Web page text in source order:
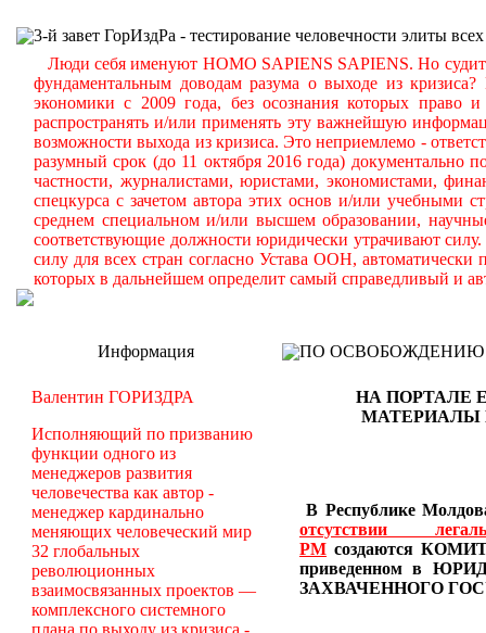
3-й завет ГорИздРа - тестирование человечности элиты
Люди себя именуют HOMO SAPIENS SAPIENS. Но
фундаментальным доводам разума о выходе из
экономики с 2009 года, без осознания которых право
распространять и/или применять эту важнейшую
возможности выхода из кризиса. Это неприемлемо -
разумный срок (до 11 октября 2016 года)
частности, журналистами, юристами, экономистами,
спецкурса с зачетом автора этих основ и/или учебными
среднем специальном и/или высшем образовании,
соответствующие должности юридически утрачивают
силу для всех стран согласно Устава ООН,
которых в дальнейшем определит самый справедливый и
Информация
Валентин ГОРИЗДРА
Исполняющий по призванию
функции одного из
менеджеров развития
человечества как автор -
менеджер кардинально
меняющих человеческий мир
32 глобальных
революционных
взаимосвязанных проектов —
комплексного системного
плана по выходу из кризиса -
ПО ОСВОБОЖДЕНИЮ
НА ПОРТАЛЕ
МАТЕРИАЛЫ
В Республике
отсутствии
РМ создаются
приведенном в
ЗАХВАЧЕННОГО